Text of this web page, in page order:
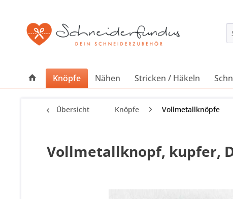
Knöpfe Nähen Stricken / Häkeln
Übersicht Knöpfe Vollmetallknöpfe
Vollmetallknopf, kupfer,